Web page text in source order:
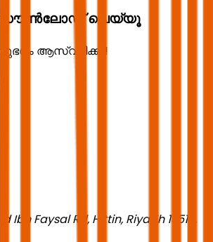
ഡൗൺലോഡ് ചെയ്യൂ
ആസ്വദിക്കൂ!
Ibn Faysal Rd, Hittin, Riyadh 13518,